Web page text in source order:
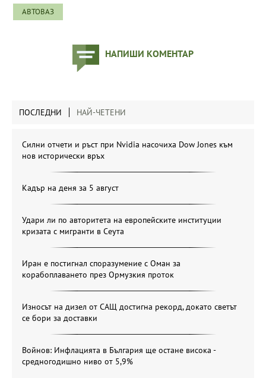
АВТОВАЗ
НАПИШИ КОМЕНТАР
ПОСЛЕДНИ НАЙ-ЧЕТЕНИ
Силни отчети и ръст при Nvidia насочиха Dow Jones към
нов исторически връх
Кадър на деня за 5 август
Удари ли по авторитета на европейските институции
кризата с мигранти в Сеута
Иран е постигнал споразумение с Оман за
корабоплаването през Ормузкия проток
Износът на дизел от САЩ достигна рекорд, докато светът
се бори за доставки
Войнов: Инфлацията в България ще остане висока -
средногодишно ниво от 5,9%